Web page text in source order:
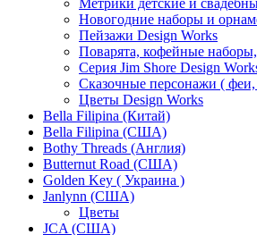
Метрики детские и
Новогодние наборы и
Пейзажи Design Works
Поварята, кофейные
Серия Jim Shore Design
Сказочные персонажи (
Цветы Design Works
Bella Filipina (Китай)
Bella Filipina (США)
Bothy Threads (Англия)
Butternut Road (США)
Golden Key ( Украина )
Janlynn (США)
Цветы
JCA (США)